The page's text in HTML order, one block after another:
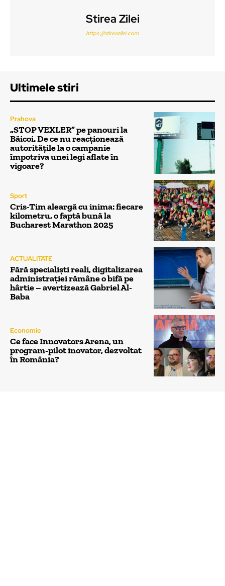
Stirea Zilei
https://stireazilei.com
Ultimele stiri
Prahova
„STOP VEXLER” pe panouri la
Băicoi. De ce nu reacționează
autoritățile la o campanie
împotriva unei legi aflate în
vigoare?
Sport
Cris-Tim aleargă cu inima: fiecare
kilometru, o faptă bună la
Bucharest Marathon 2025
ACTUALITATE
Fără specialiști reali, digitalizarea
administrației rămâne o bifă pe
hârtie – avertizează Gabriel Al-
Baba
Economie
Ce face Innovators Arena, un
program-pilot inovator, dezvoltat
în România?